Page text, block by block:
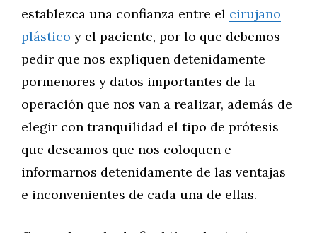
establezca una confianza entre el cirujano
plástico y el paciente, por lo que debemos
pedir que nos expliquen detenidamente
pormenores y datos importantes de la
operación que nos van a realizar, además de
elegir con tranquilidad el tipo de prótesis
que deseamos que nos coloquen e
informarnos detenidamente de las ventajas
e inconvenientes de cada una de ellas.